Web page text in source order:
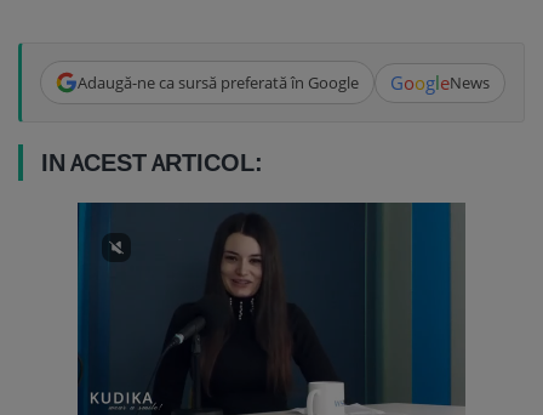
Adaugă-ne ca sursă preferată în Google GoogleNews
IN ACEST ARTICOL: